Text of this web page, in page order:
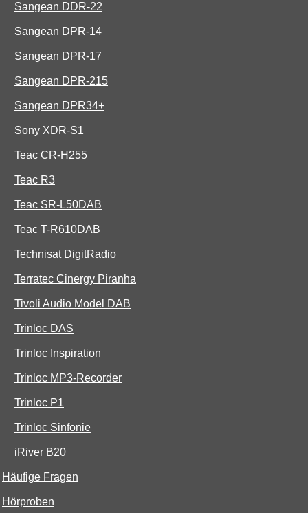
Sangean DDR-22
Sangean DPR-14
Sangean DPR-17
Sangean DPR-215
Sangean DPR34+
Sony XDR-S1
Teac CR-H255
Teac R3
Teac SR-L50DAB
Teac T-R610DAB
Technisat DigitRadio
Terratec Cinergy Piranha
Tivoli Audio Model DAB
Trinloc DAS
Trinloc Inspiration
Trinloc MP3-Recorder
Trinloc P1
Trinloc Sinfonie
iRiver B20
Häufige Fragen
Hörproben